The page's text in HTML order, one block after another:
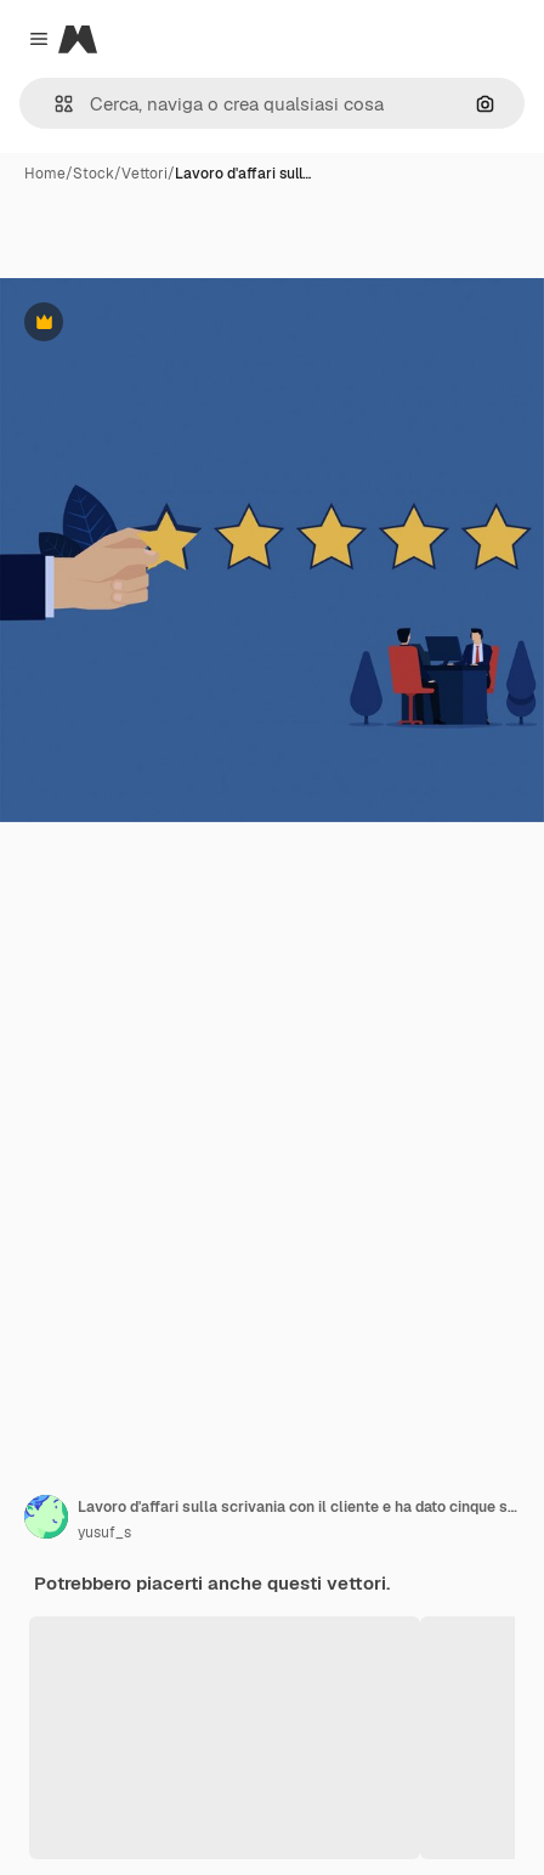
Close menu
Magnific
Cerca
Home/Stock/Vettori/Lavoro d'affari sull…
Premium
Lavoro d'affari sulla scrivania con il cliente e ha dato cinque stelle per la revisione.
yusuf_s
Potrebbero piacerti anche questi vettori.